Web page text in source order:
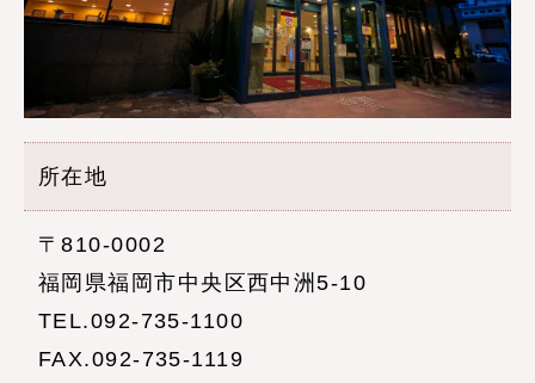
所在地
〒810-0002
福岡県福岡市中央区西中洲5-10
TEL.092-735-1100
FAX.092-735-1119